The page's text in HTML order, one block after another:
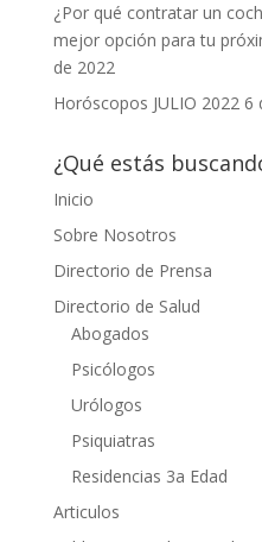
¿Por qué contratar un
mejor opción para tu
de 2022
Horóscopos JULIO 2022 6
¿Qué estás
Inicio
Sobre Nosotros
Directorio de Prensa
Directorio de Salud
Abogados
Psicólogos
Urólogos
Psiquiatras
Residencias 3a Edad
Articulos